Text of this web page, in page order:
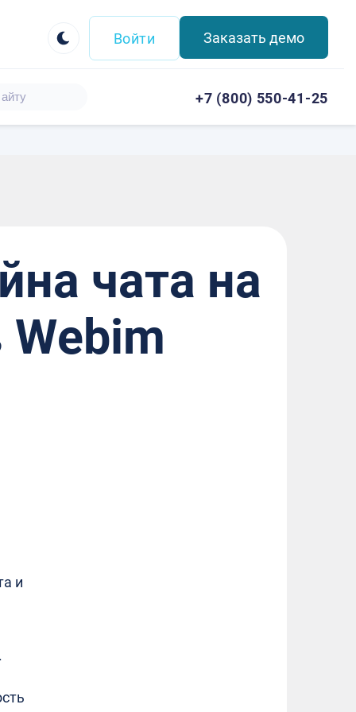
+7 (800) 550-41-25
Войти Заказать демо
чата на
и